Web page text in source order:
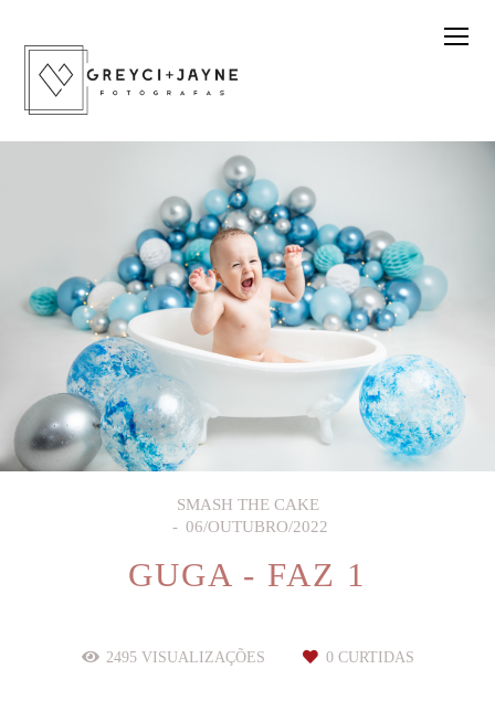
SMASH THE CAKE
06/OUTUBRO/2022
GUGA - FAZ 1
2495VISUALIZAÇÕES 0CURTIDAS